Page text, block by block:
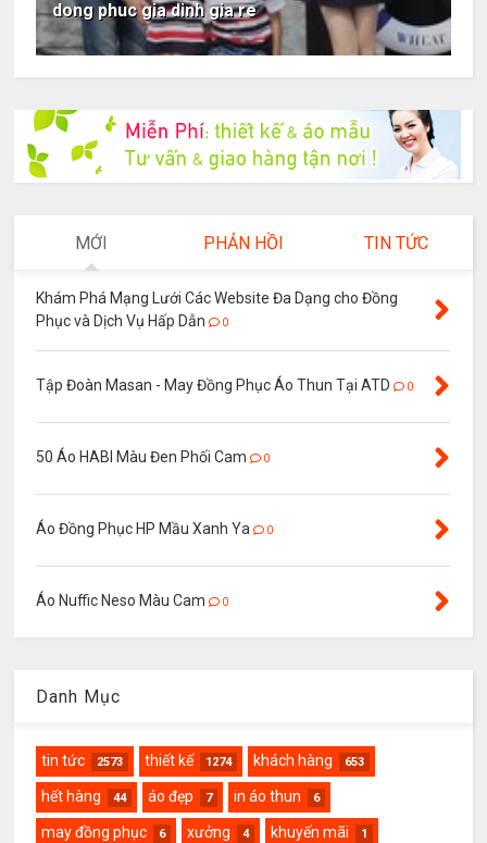
dong phuc gia dinh gia re
MỚI PHẢN HỒI TIN TỨC
Khám Phá Mạng Lưới Các Website Đa Dạng cho Đồng
Phục và Dịch Vụ Hấp Dẫn
0
Tập Đoàn Masan - May Đồng Phục Áo Thun Tại ATD 0
50 Áo HABI Màu Đen Phối Cam 0
Áo Đồng Phục HP Mầu Xanh Ya 0
Áo Nuffic Neso Màu Cam 0
Danh Mục
tin tức 2573 thiết kế 1274 khách hàng 653
hết hàng 44 áo đẹp 7 in áo thun 6
may đồng phục 6 xưởng 4 khuyến mãi 1